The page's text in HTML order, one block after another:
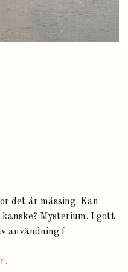
det är mässing. Kan
Mysterium. I gott
användning f